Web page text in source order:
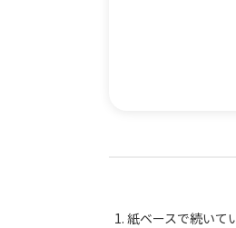
紙ベースで続いて